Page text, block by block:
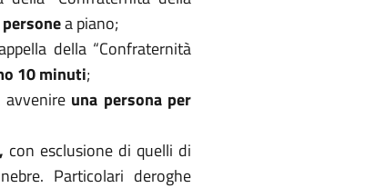
a piano;
della “Confraternità
10 minuti;
avvenire una persona per
con esclusione di quelli di
Particolari deroghe